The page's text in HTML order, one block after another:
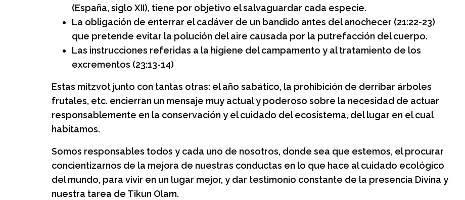
(España, siglo XII), tiene por objetivo el salvaguardar cada especie.
La obligación de enterrar el cadáver de un bandido antes del anochecer (21:22-23)
que pretende evitar la polución del aire causada por la putrefacción del cuerpo.
Las instrucciones referidas a la higiene del campamento y al tratamiento de los
excrementos (23:13-14)
Estas mitzvot junto con tantas otras: el año sabático, la prohibición de derribar árboles
frutales, etc. encierran un mensaje muy actual y poderoso sobre la necesidad de actuar
responsablemente en la conservación y el cuidado del ecosistema, del lugar en el cual
habitamos.
Somos responsables todos y cada uno de nosotros, donde sea que estemos, el procurar
concientizarnos de la mejora de nuestras conductas en lo que hace al cuidado ecológico
del mundo, para vivir en un lugar mejor, y dar testimonio constante de la presencia Divina y
nuestra tarea de Tikun Olam.